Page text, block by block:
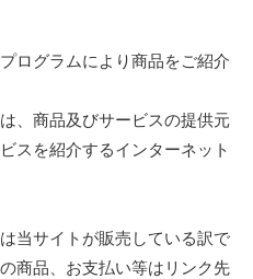
ログラムにより商品をご紹介
、商品及びサービスの提供元
スを紹介するインターネット
当サイトが販売している訳で
商品、お支払い等はリンク先